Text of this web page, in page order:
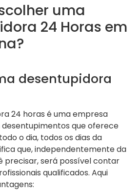
uma
24 Horas em
desentupidora
24 horas é uma empresa
que oferece
o dia, todos os dias da
que, independentemente da
precisar, será possível contar
qualificados. Aqui